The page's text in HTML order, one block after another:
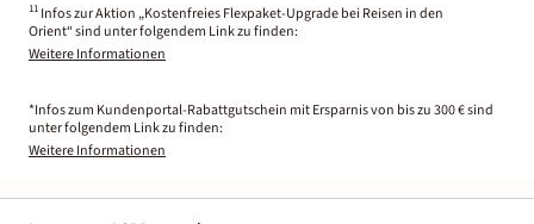
11 Infos zur Aktion „Kostenfreies Flexpaket-Upgrade bei Reisen in den
Orient“ sind unter folgendem Link zu finden:
Weitere Informationen
*Infos zum Kundenportal-Rabattgutschein mit Ersparnis von bis zu 300 € sind
unter folgendem Link zu finden:
Weitere Informationen